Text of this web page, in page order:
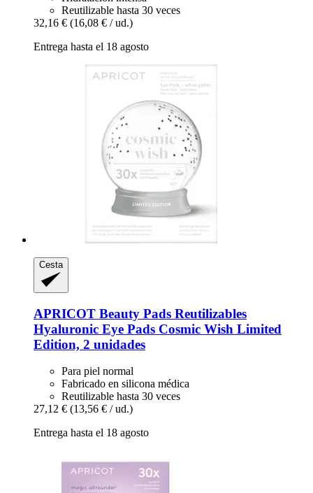
Reutilizable hasta 30 veces
32,16 € (16,08 € / ud.)
Entrega hasta el 18 agosto
Cesta
APRICOT Beauty Pads Reutilizables
Hyaluronic Eye Pads Cosmic Wish Limited
Edition, 2 unidades
Para piel normal
Fabricado en silicona médica
Reutilizable hasta 30 veces
27,12 € (13,56 € / ud.)
Entrega hasta el 18 agosto